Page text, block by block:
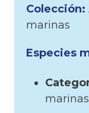
Colección:
marinas
Especies
marinas